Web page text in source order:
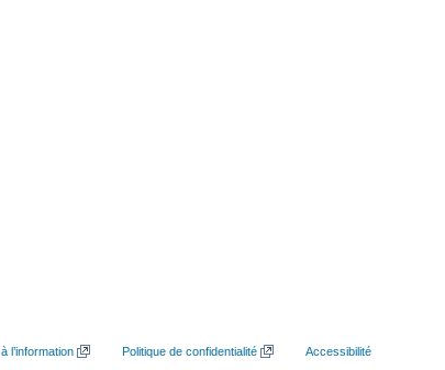
l’information Politique de confidentialité Accessibilité